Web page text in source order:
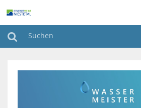
WASSER